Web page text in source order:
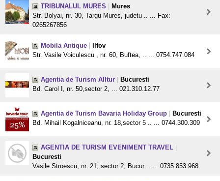
TRIBUNALUL MURES
Mures
Str. Bolyai, nr. 30, Targu Mures, judetu .. ... Fax:
0265267856
Mobila Antique
Ilfov
Str. Vasile Voiculescu , nr. 60, Buftea, .. ... 0754.747.084
Agentia de Turism Alltur
Bucuresti
Bd. Carol I, nr. 50,sector 2, ... 021.310.12.77
Agentia de Turism Bavaria Holiday Group
Bucuresti
Bd. Mihail Kogalniceanu, nr. 18,sector 5 .. ... 0744.300.309
AGENTIA DE TURISM EVENIMENT TRAVEL
Bucuresti
Vasile Stroescu, nr. 21, sector 2, Bucur .. ... 0735.853.968